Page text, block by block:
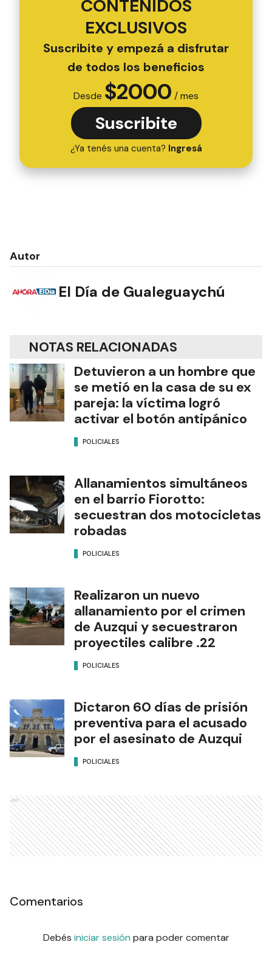
CONTENIDOS
EXCLUSIVOS
Suscribite y empezá a disfrutar
de todos los beneficios
Desde $2000 / mes
Suscribite
¿Ya tenés una cuenta? Ingresá
Autor
El Día de Gualeguaychú
NOTAS RELACIONADAS
Detuvieron a un hombre que
se metió en la casa de su ex
pareja: la víctima logró
activar el botón antipánico
POLICIALES
Allanamientos simultáneos
en el barrio Fiorotto:
secuestran dos motocicletas
robadas
POLICIALES
Realizaron un nuevo
allanamiento por el crimen
de Auzqui y secuestraron
proyectiles calibre .22
POLICIALES
Dictaron 60 días de prisión
preventiva para el acusado
por el asesinato de Auzqui
POLICIALES
Ads
Comentarios
Debés iniciar sesión para poder comentar